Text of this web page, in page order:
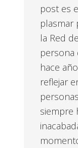
post es
plasmar
la Red
persona
hace
reflejar
siempre